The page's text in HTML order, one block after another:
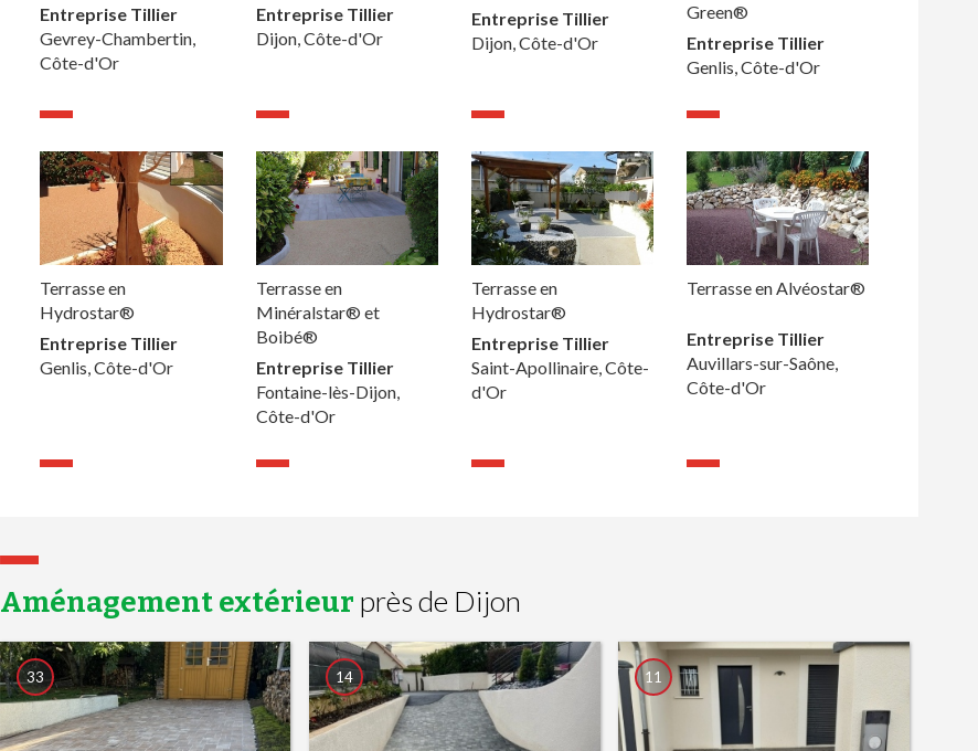
Entreprise Tillier
Gevrey-Chambertin,
Côte-d'Or
Entreprise Tillier
Dijon, Côte-d'Or
Entreprise Tillier
Dijon, Côte-d'Or
Green®
Entreprise Tillier
Genlis, Côte-d'Or
Terrasse en
Hydrostar®
Entreprise Tillier
Genlis, Côte-d'Or
Terrasse en
Minéralstar® et
Boibé®
Entreprise Tillier
Fontaine-lès-Dijon,
Côte-d'Or
Terrasse en
Hydrostar®
Entreprise Tillier
Saint-Apollinaire, Côte-
d'Or
Terrasse en Alvéostar®
Entreprise Tillier
Auvillars-sur-Saône,
Côte-d'Or
Aménagement extérieur près de Dijon
33 14 11